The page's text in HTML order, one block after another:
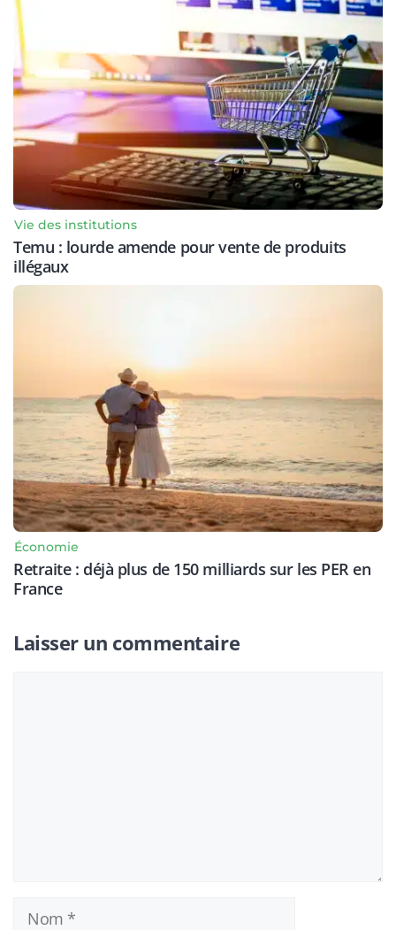
Vie des institutions
Temu : lourde amende pour vente de produits
illégaux
Économie
Retraite : déjà plus de 150 milliards sur les PER en
France
Laisser un commentaire